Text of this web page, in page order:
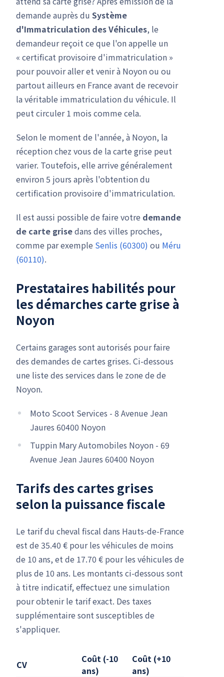
demande auprès du Système
d'Immatriculation des Véhicules, le
demandeur reçoit ce que l'on appelle un
« certificat provisoire d'immatriculation »
pour pouvoir aller et venir à Noyon ou ou
partout ailleurs en France avant de recevoir
la véritable immatriculation du véhicule. Il
peut circuler 1 mois comme cela.
Selon le moment de l'année, à Noyon, la
réception chez vous de la carte grise peut
varier. Toutefois, elle arrive généralement
environ 5 jours après l'obtention du
certification provisoire d'immatriculation.
Il est aussi possible de faire votre demande
de carte grisedans des villes proches,
comme par exemple Senlis (60300) ou Méru
(60110).
Prestataires habilités pour
les démarches carte grise à
Noyon
Certains garages sont autorisés pour faire
des demandes de cartes grises. Ci-dessous
une liste des services dans le zone de de
Noyon.
Moto Scoot Services - 8 Avenue Jean
Jaures 60400 Noyon
Tuppin Mary Automobiles Noyon - 69
Avenue Jean Jaures 60400 Noyon
Tarifs des cartes grises
selon la puissance fiscale
Le tarif du cheval fiscal dans Hauts-de-France
est de 35.40 € pour les véhicules de moins
de 10 ans, et de 17.70 € pour les véhicules de
plus de 10 ans. Les montants ci-dessous sont
à titre indicatif, effectuez une simulation
pour obtenir le tarif exact. Des taxes
supplémentaire sont susceptibles de
s'appliquer.
CV
Coût (-10
ans)
Coût (+10
ans)